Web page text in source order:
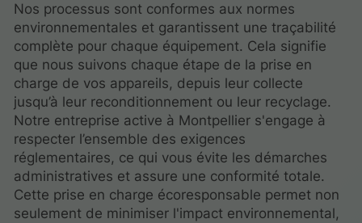
Nos processus sont conformes aux normes
environnementales et garantissent une traçabilité
complète pour chaque équipement. Cela signifie
que nous suivons chaque étape de la prise en
charge de vos appareils, depuis leur collecte
jusqu’à leur reconditionnement ou leur recyclage.
Notre entreprise active à Montpellier s'engage à
respecter l’ensemble des exigences
réglementaires, ce qui vous évite les démarches
administratives et assure une conformité totale.
Cette prise en charge écoresponsable permet non
seulement de minimiser l'impact environnemental,